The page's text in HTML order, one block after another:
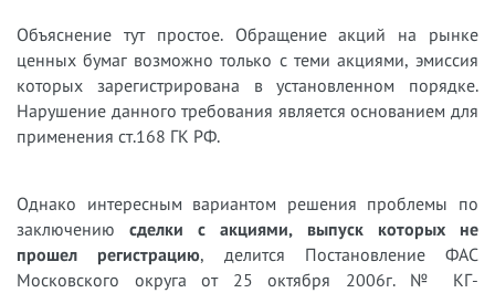
Объяснение тут простое. Обращение акций на рынке
ценных бумаг возможно только с теми акциями, эмиссия
которых зарегистрирована в установленном порядке.
Нарушение данного требования является основанием для
применения ст.168 ГК РФ.
Однако интересным вариантом решения проблемы по
заключению сделки с акциями, выпуск которых не
прошел регистрацию, делится
Постановление ФАС
Московского округа от 25 октября 2006г. № КГ-